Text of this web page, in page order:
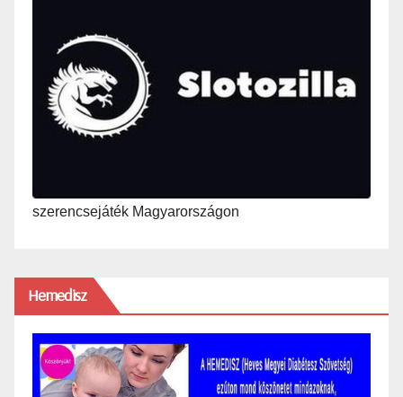
szerencsejáték Magyarországon
Hemedisz